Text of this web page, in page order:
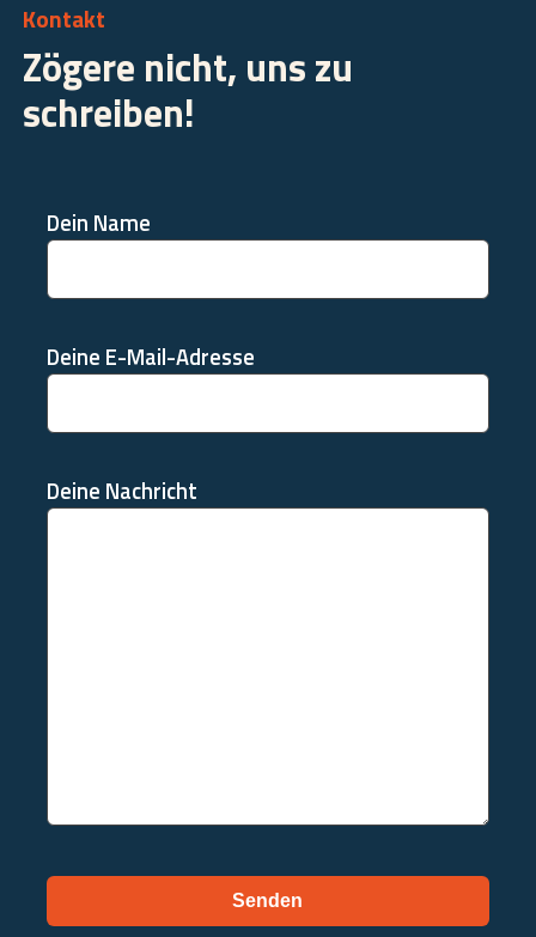
Kontakt
Zögere nicht, uns zu
schreiben!
Dein Name
Deine E-Mail-Adresse
Deine Nachricht